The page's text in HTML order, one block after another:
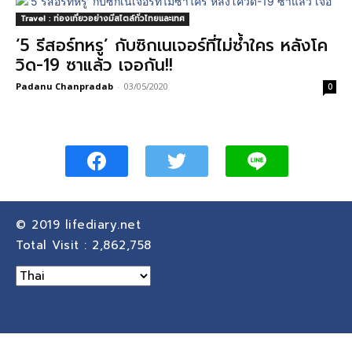
Travel : ท่องเที่ยวอย่างมีสไตล์ทั่วไทยและเทศ
‘5 รีสอร์ทหรู’ กับซิกเนเจอร์ที่ไม่ซ้ำใคร หลังโค
วิด-19 ซาแล้ว เจอกัน!!
Padanu Chanpradab - 03/05/2020 0
© 2019 lifediary.net
Total Visit : 2,862,758